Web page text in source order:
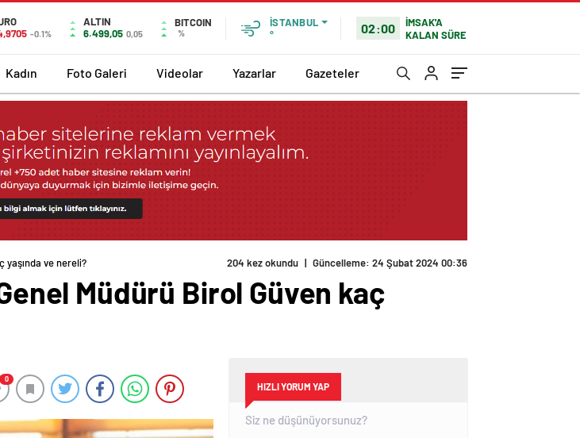
-0.1%
ALTIN
6.499,05 0,05
BITCOIN
%
İSTANBUL
°
02:00
İMSAK'A
KALAN SÜRE
Kadın Foto Galeri Videolar Yazarlar Gazeteler
yaşında ve nereli? 204 kez okundu | Güncelleme: 24 Şubat 2024 00:36
Müdürü Birol Güven kaç
0
HIZLI YORUM YAP